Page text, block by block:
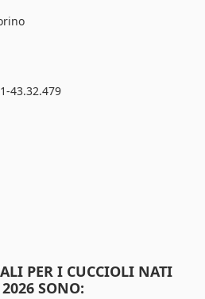
43.32.479
PER I CUCCIOLI NATI
SONO: